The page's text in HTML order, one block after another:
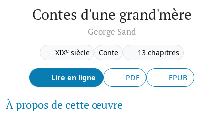
Contes d'une grand'mère
George Sand
XIXesiècle Conte 13 chapitres
Lire en ligne PDF EPUB
À propos de cette œuvre